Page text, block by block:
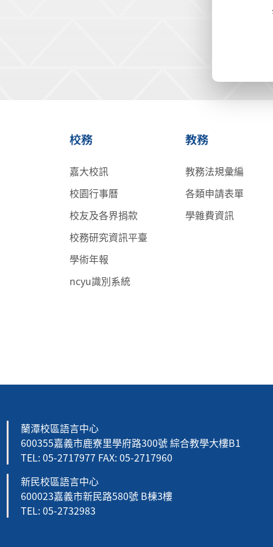
校務
嘉大校訊
校園行事曆
校友及各界捐款
校務研究資訊平臺
學術年報
ncyu識別系統
教務
教務法規彙編
各類申請表單
學雜費資訊
蘭潭校區語言中心
600355嘉義市鹿寮里學府路300號 綜合教學大樓B1
TEL: 05-2717977 FAX: 05-2717960
新民校區語言中心
600023嘉義市新民路580號 B棟3樓
TEL: 05-2732983